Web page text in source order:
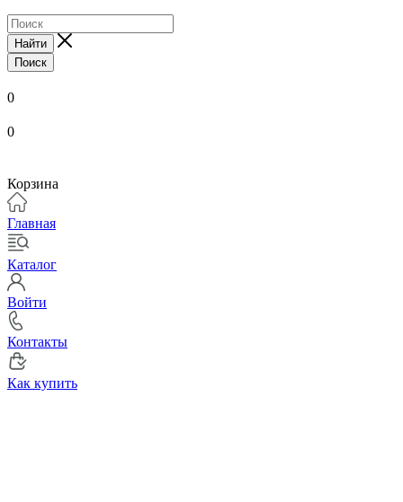
Найти
Поиск
0
0
Корзина
Главная
Каталог
Войти
Контакты
Как купить